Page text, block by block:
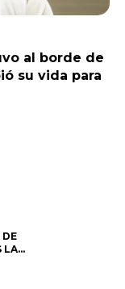
al borde de
su vida para
DE
LA